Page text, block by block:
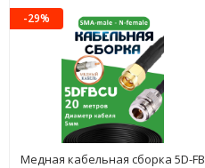
-29%
Медная кабельная сборка 5D-FB